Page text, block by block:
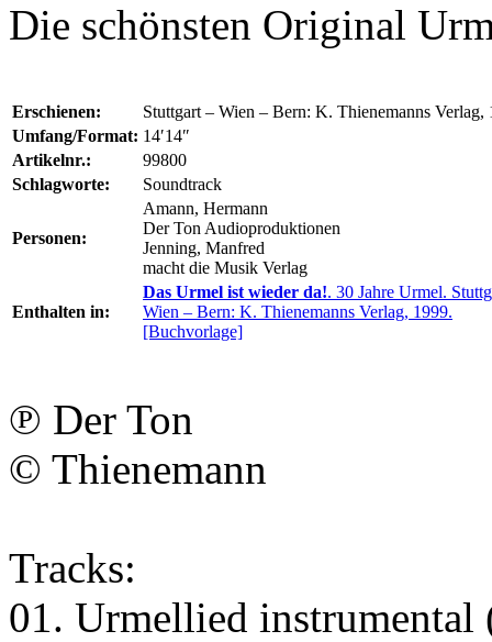
Die schönsten Original
Erschienen:
Stuttgart – Wien – Bern: K. Thienemanns Verlag,
Umfang/Format: 14′14″
Artikelnr.:
99800
Schlagworte:
Soundtrack
Personen:
Amann, Hermann
Der Ton Audioproduktionen
Jenning, Manfred
macht die Musik Verlag
Enthalten in:
Das Urmel ist wieder da!. 30 Jahre Urmel.
Wien – Bern: K. Thienemanns Verlag, 1999.
[Buchvorlage]
℗ Der Ton
© Thienemann
Tracks:
01. Urmellied instrumental